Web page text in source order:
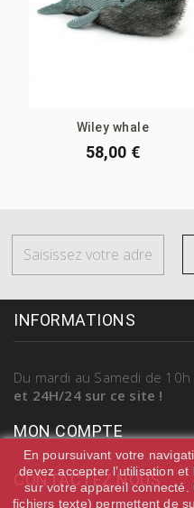
Wiley whale
58,00 €
INFORMATIONS
Du mardi au Samedi de
et 24H/24 sur ce site !
MON COMPTE
CONTACTEZ NOUS
En poursuivant votre
devez accepter l’utilisation
sur votre appareil connecté.
fichiers texte) permettent de